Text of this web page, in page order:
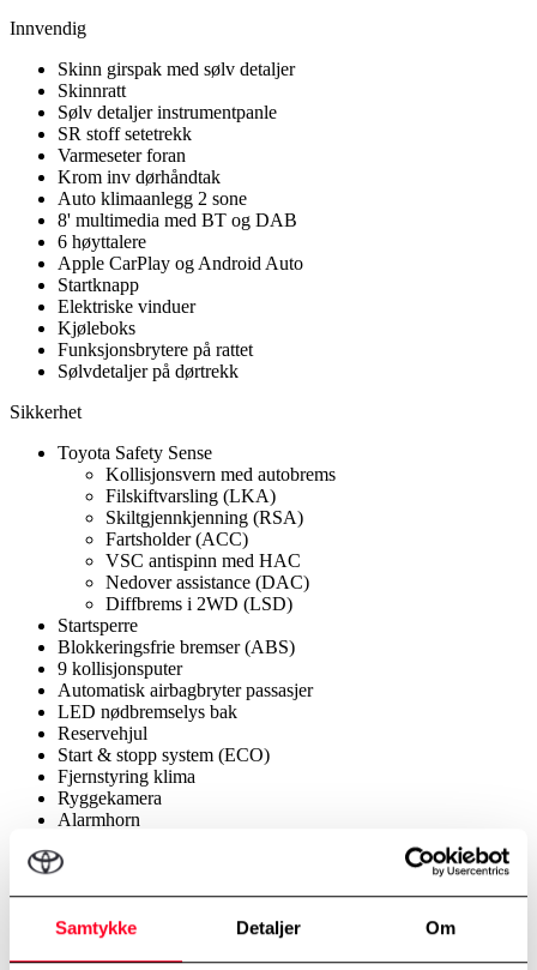
Samtykke Detaljer Om
Innvendig
Skinn girspak med sølv detaljer
Skinnratt
Sølv detaljer instrumentpanle
SR stoff setetrekk
Varmeseter foran
Krom inv dørhåndtak
Auto klimaanlegg 2 sone
8' multimedia med BT og DAB
6 høyttalere
Apple CarPlay og Android Auto
Startknapp
Elektriske vinduer
Kjøleboks
Funksjonsbrytere på rattet
Sølvdetaljer på dørtrekk
Sikkerhet
Toyota Safety Sense
Kollisjonsvern med autobrems
Filskiftvarsling (LKA)
Skiltgjennkjenning (RSA)
Fartsholder (ACC)
VSC antispinn med HAC
Nedover assistance (DAC)
Diffbrems i 2WD (LSD)
Startsperre
Blokkeringsfrie bremser (ABS)
9 kollisjonsputer
Automatisk airbagbryter passasjer
LED nødbremselys bak
Reservehjul
Start & stopp system (ECO)
Fjernstyring klima
Ryggekamera
Alarmhorn